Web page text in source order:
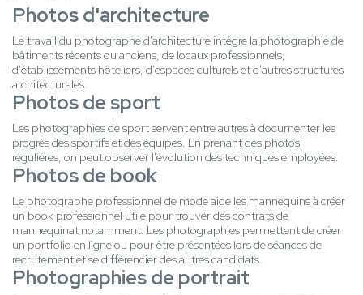
Photos d'architecture
Le travail du photographe d'architecture intègre la photographie de
bâtiments récents ou anciens, de locaux professionnels,
d'établissements hôteliers, d'espaces culturels et d'autres structures
architecturales.
Photos de sport
Les photographies de sport servent entre autres à documenter les
progrès des sportifs et des équipes. En prenant des photos
régulières, on peut observer l'évolution des techniques employées.
Photos de book
Le photographe professionnel de mode aide les mannequins à créer
un book professionnel utile pour trouver des contrats de
mannequinat notamment. Les photographies permettent de créer
un portfolio en ligne ou pour être présentées lors de séances de
recrutement et se différencier des autres candidats.
Photographies de portrait